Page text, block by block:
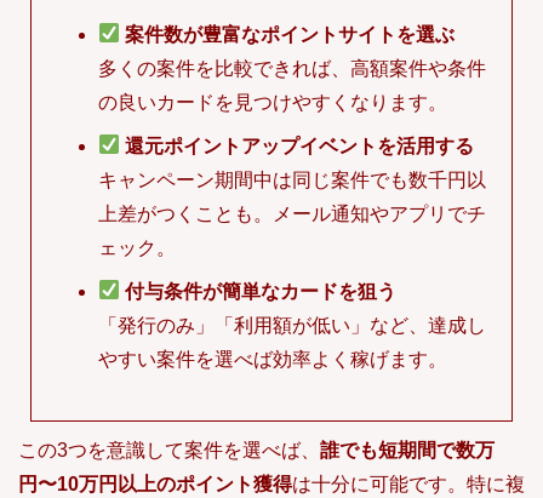
案件数が豊富なポイントサイトを選ぶ
多くの案件を比較できれば、高額案件や条件
の良いカードを見つけやすくなります。
還元ポイントアップイベントを活用する
キャンペーン期間中は同じ案件でも数千円以
上差がつくことも。メール通知やアプリでチ
ェック。
付与条件が簡単なカードを狙う
「発行のみ」「利用額が低い」など、達成し
やすい案件を選べば効率よく稼げます。
この3つを意識して案件を選べば、 誰でも短期間で数万
円〜10万円以上のポイント獲得は十分に可能です。特に複